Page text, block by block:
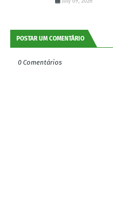
POSTAR UM COMENTÁRIO
0 Comentários